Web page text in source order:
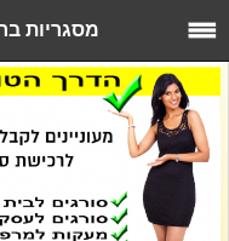
מסגריות